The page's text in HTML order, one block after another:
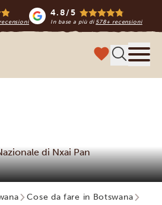
4.8/5
In base a più di578+ recensioni
di Nxai Pan
Cose da fare in Botswana